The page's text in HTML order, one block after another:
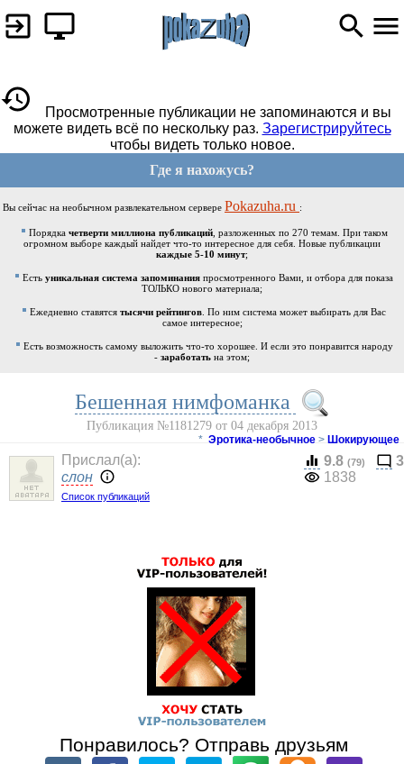
Просмотренные публикации не запоминаются и вы
можете видеть всё по нескольку раз. Зарегистрируйтесь
чтобы видеть только новое.
Где я нахожусь?
Вы сейчас на необычном развлекательном сервере Pokazuha.ru :
Порядка четверти миллиона публикаций, разложенных по 270 темам. При таком
огромном выборе каждый найдет что-то интересное для себя. Новые публикации
каждые 5-10 минут;
Есть уникальная система запоминания просмотренного Вами, и отбора для показа
ТОЛЬКО нового материала;
Ежедневно ставятся тысячи рейтингов . По ним система может выбирать для Вас
самое интересное;
Есть возможность самому выложить что-то хорошее. И если это понравится народу
- заработать на этом;
Бешенная нимфоманка
Публикация №1181279 от 04 декабря 2013
* Эротика-необычное > Шокирующее
Прислал(a):
слон
Список публикаций
9.8 (79)
3
1838
Понравилось? Отправь друзьям